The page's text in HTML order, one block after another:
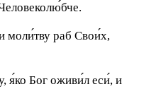
моли́тву раб Свои́х,
я́ко Бог оживи́л еси́, и